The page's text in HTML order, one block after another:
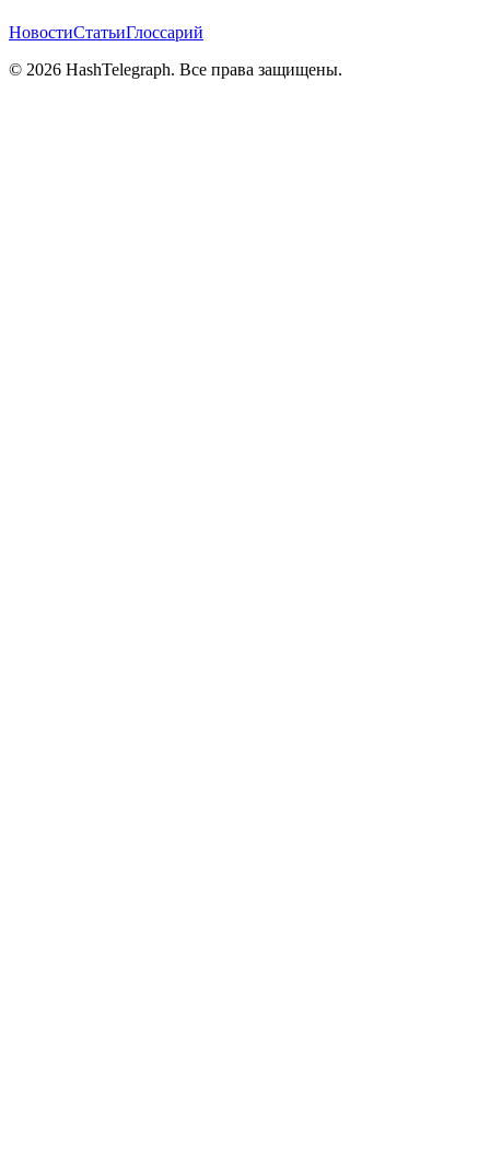
НовостиСтатьиГлоссарий
© 2026 HashTelegraph. Все права защищены.